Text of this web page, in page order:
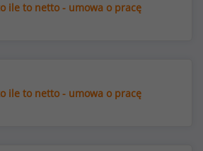
ile to netto - umowa o pracę
ile to netto - umowa o pracę